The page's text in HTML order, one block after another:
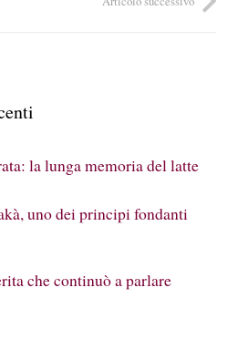
la lunga memoria del latte
uno dei principi fondanti
che continuò a parlare